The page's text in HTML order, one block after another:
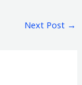
Next Post →